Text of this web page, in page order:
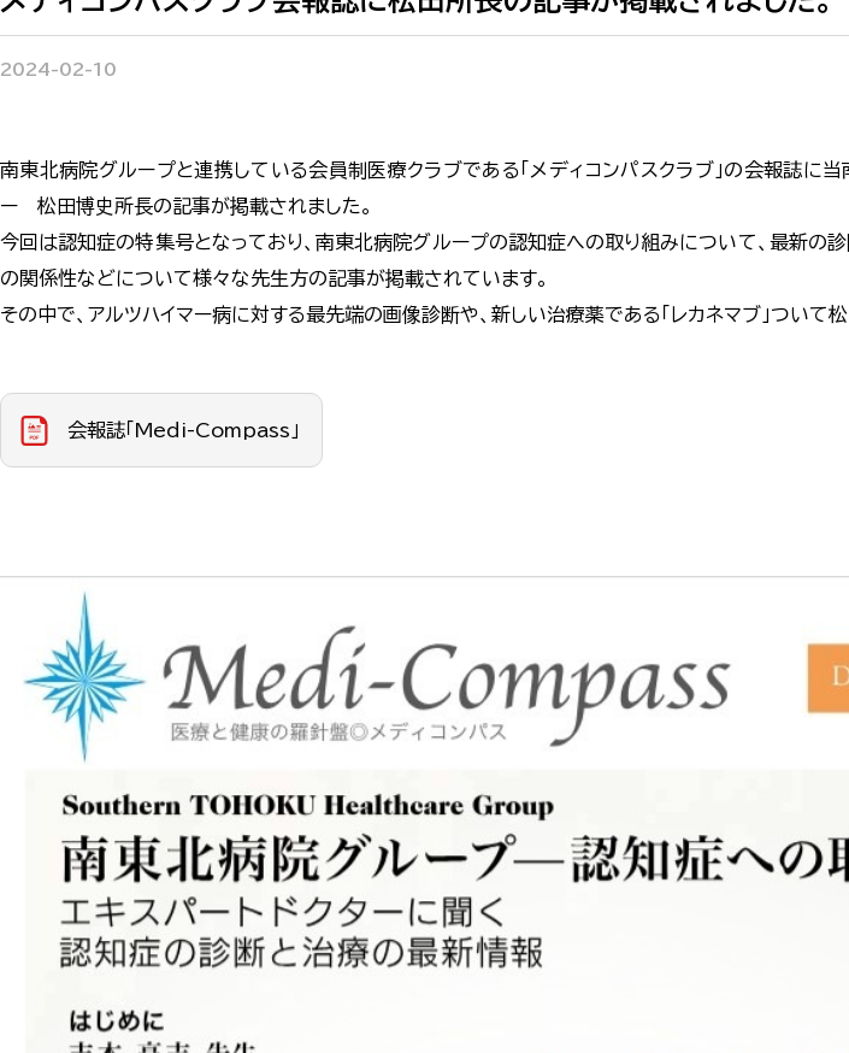
2024-02-10
南東北病院グループと連携している会員制医療クラブである「メディコンパスクラブ」の会報誌に当
ー　松田博史所長の記事が掲載されました。
今回は認知症の特集号となっており、南東北病院グループの認知症への取り組みについて、最新の
の関係性などについて様々な先生方の記事が掲載されています。
その中で、アルツハイマー病に対する最先端の画像診断や、新しい治療薬である「レカネマブ」ついて
会報誌「Medi-Compass」